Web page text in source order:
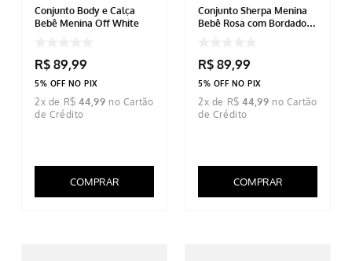
Conjunto Body e Calça
Bebê Menina Off White
R$ 89,99
5% OFF NO PIX
2x de R$ 44,99
COMPRAR
Conjunto Sherpa Menina
Bebê Rosa com Bordado
R$ 89,99
5% OFF NO PIX
2x de R$ 44,99
COMPRAR